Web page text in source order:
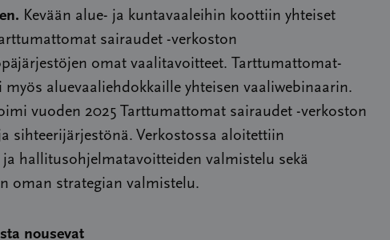
Kevään alue- ja kuntavaaleihin koottiin yhteiset
sairaudet -verkoston
omat vaalitavoitteet. Tarttumattomat-
aluevaaliehdokkaille yhteisen vaaliwebinaarin.
vuoden 2025 Tarttumattomat sairaudet -verkoston
sihteerijärjestönä. Verkostossa aloitettiin
hallitusohjelmatavoitteiden valmistelu sekä
oman strategian valmistelu.
nousevat